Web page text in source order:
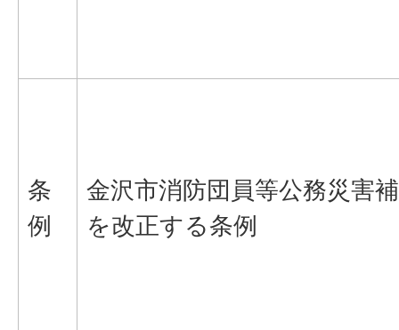
条
例
金沢市消防団員等公務災害
を改正する条例